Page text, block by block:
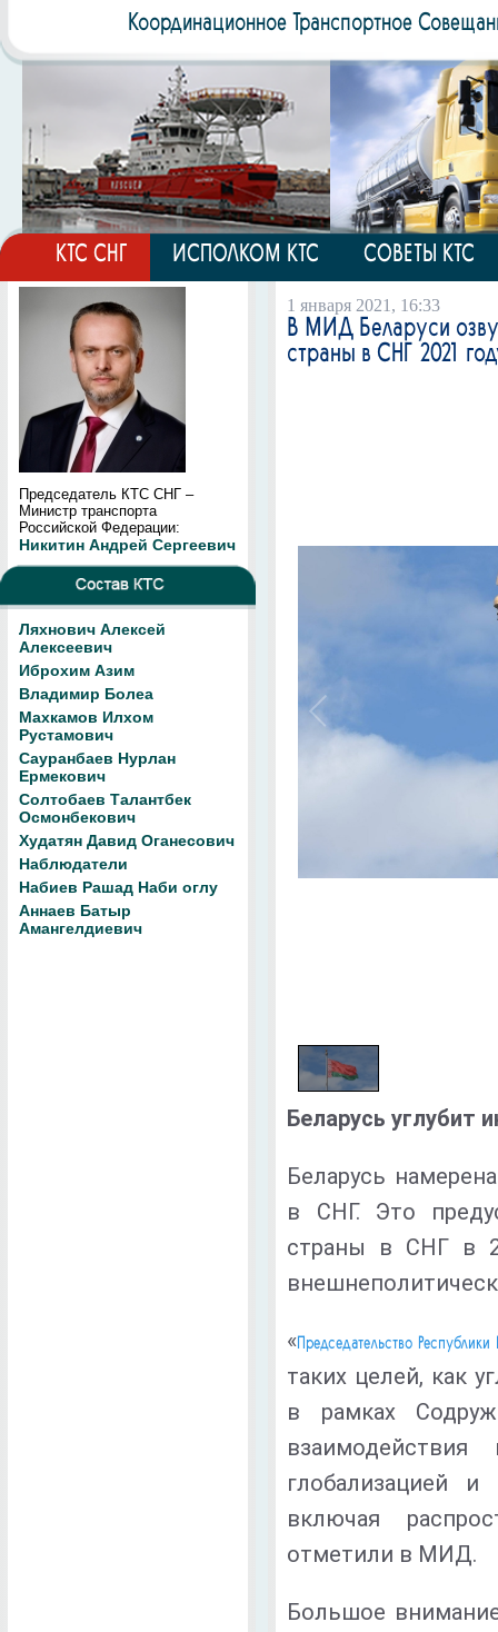
Координационное Транспортное
КТС СНГ ИСПОЛКОМ КТС СОВЕТЫ КТС
Председатель КТС СНГ –
Министр транспорта
Российской Федерации:
Никитин Андрей Сергеевич
Ляхнович Алексей
Алексеевич
Иброхим Азим
Владимир Болеа
Махкамов Илхом
Рустамович
Сауранбаев Нурлан
Ермекович
Солтобаев Талантбек
Осмонбекович
Худатян Давид Оганесович
Наблюдатели
Набиев Рашад Наби оглу
Аннаев Батыр
Амангелдиевич
1 января 2021, 16:33
В МИД Беларуси
страны в СНГ 2021
Беларусь углубит
Беларусь
в СНГ. Это
страны в СНГ в
« Председательство
таких целей, как
в рамках
глобализацией
включая
отметили в МИД.
Большое